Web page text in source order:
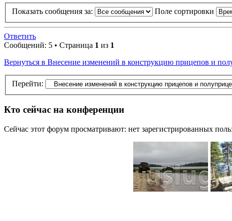
Показать сообщения за: Поле сортировки
Ответить
Сообщений: 5 • Страница 1 из 1
Вернуться в Внесение изменений в конструкцию прицепов и
Перейти:
Кто сейчас на конференции
Сейчас этот форум просматривают: нет зарегистрированных